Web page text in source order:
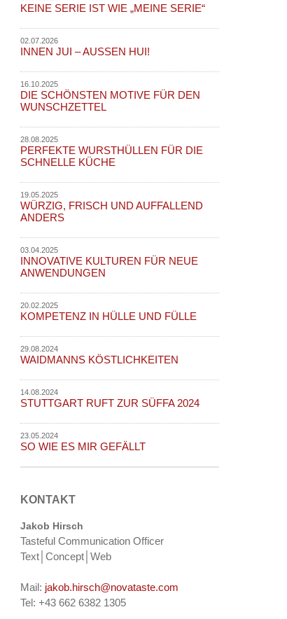
KEINE SERIE IST WIE „MEINE SERIE“
02.07.2026
INNEN JUI – AUSSEN HUI!
16.10.2025
DIE SCHÖNSTEN MOTIVE FÜR DEN
WUNSCHZETTEL
28.08.2025
PERFEKTE WURSTHÜLLEN FÜR DIE
SCHNELLE KÜCHE
19.05.2025
WÜRZIG, FRISCH UND AUFFALLEND
ANDERS
03.04.2025
INNOVATIVE KULTUREN FÜR NEUE
ANWENDUNGEN
20.02.2025
KOMPETENZ IN HÜLLE UND FÜLLE
29.08.2024
WAIDMANNS KÖSTLICHKEITEN
14.08.2024
STUTTGART RUFT ZUR SÜFFA 2024
23.05.2024
SO WIE ES MIR GEFÄLLT
KONTAKT
Jakob Hirsch
Tasteful Communication Officer
Text│Concept│Web
Mail: jakob.hirsch@novataste.com
Tel: +43 662 6382 1305